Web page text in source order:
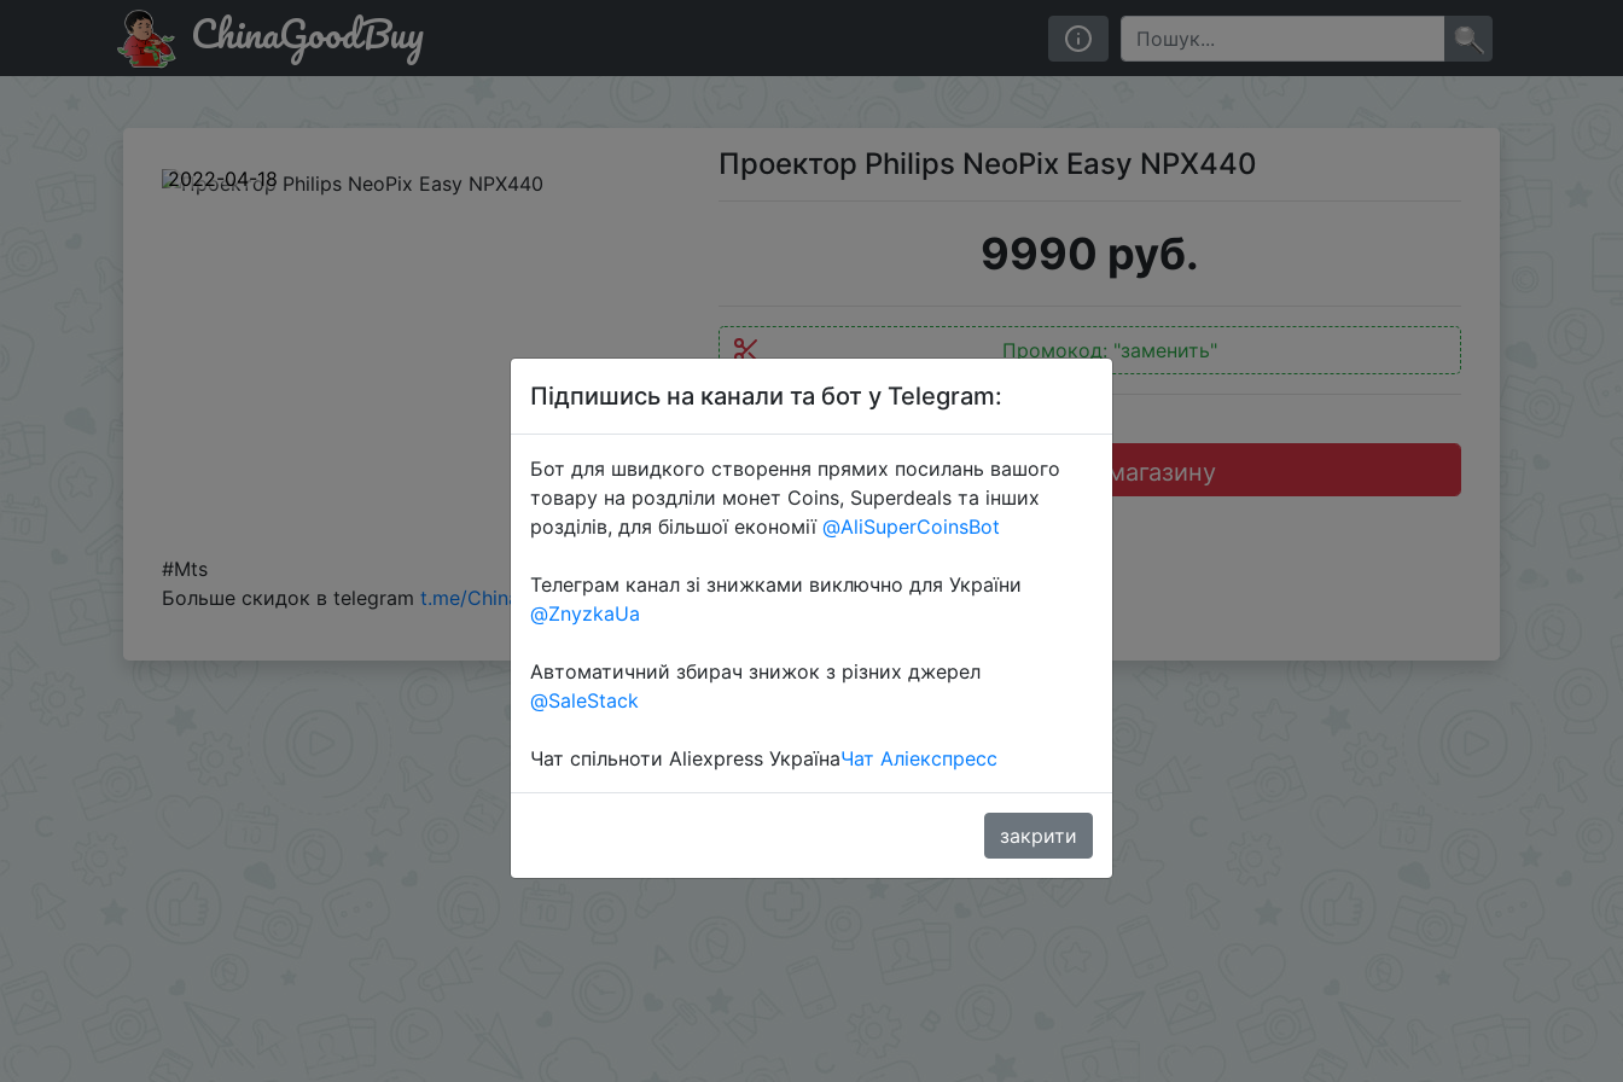
Купити по знижці заменить Проектор Philips NeoPix Easy NPX440
ChinaGoodBuy
2022-04-18 Проектор Philips NeoPix Easy NPX440
9990 руб.
Промокод: "заменить"
Перейти до магазину
#Mts
Больше скидок в telegram t.me/ChinaGoodBuy
Підпишись на канали та бот у Telegram:
Бот для швидкого створення прямих посилань вашого
товару на роздліли монет Coins, Superdeals та інших
розділів, для більшої економії @AliSuperCoinsBot
Телеграм канал зі знижками виключно для України
@ZnyzkaUa
Автоматичний збирач знижок з різних джерел
@SaleStack
Чат спільноти Aliexpress УкраїнаЧат Аліекспресс
закрити